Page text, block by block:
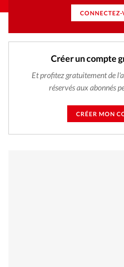
CONNECTEZ-
Créer un compte
Et profitez gratuitement de
réservés aux abonnés
CRÉER MON